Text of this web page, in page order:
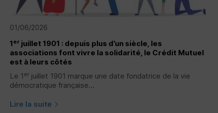
01/06/2026
1er juillet 1901 : depuis plus d’un siècle, les
associations font vivre la solidarité, le Crédit Mutuel
est à leurs côtés
Le 1 er juillet 1901 marque une date fondatrice de la vie
démocratique française...
Lire la suite